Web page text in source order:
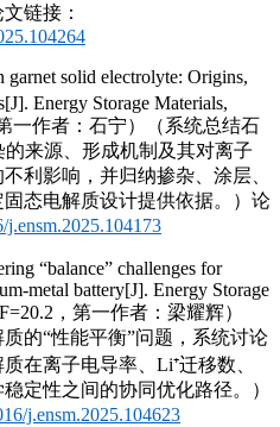
链接：
garnet solid electrolyte: Origins,
Energy Storage Materials,
一作者：石宁）（系统总结石
来源、形成机制及其对离子
利影响，并归纳掺杂、涂层、
态电解质设计提供依据。）论
j.ensm.2025.104173
“balance” challenges for
metal battery[J]. Energy Storage
，第一作者：梁耀辉）
的“性能平衡”问题，系统讨论
在离子电导率、Li⁺迁移数、
定性之间的协同优化路径。）
j.ensm.2025.104623